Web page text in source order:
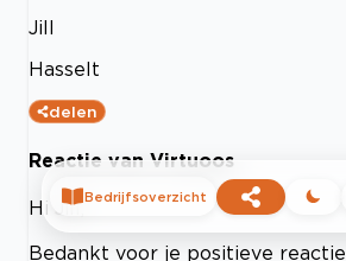
Jill
Hasselt
delen
Reactie van Virtuoos
Hi Jill,
Bedankt voor je positieve
Bedrijfsoverzicht